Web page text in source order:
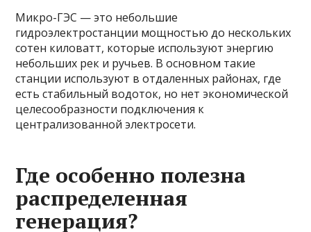
Микро-ГЭС — это небольшие
гидроэлектростанции мощностью до нескольких
сотен киловатт, которые используют энергию
небольших рек и ручьев. В основном такие
станции используют в отдаленных районах, где
есть стабильный водоток, но нет экономической
целесообразности подключения к
централизованной электросети.
Где особенно полезна
распределенная
генерация?